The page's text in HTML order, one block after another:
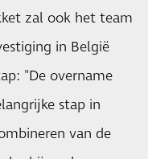
zal ook het team
in België
"De overname
stap in
van de